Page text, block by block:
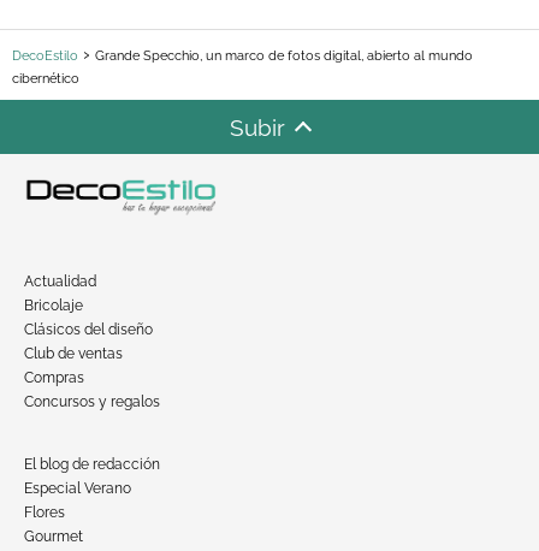
DecoEstilo
Grande Specchio, un marco de fotos digital, abierto al mundo
cibernético
Subir
Actualidad
Bricolaje
Clásicos del diseño
Club de ventas
Compras
Concursos y regalos
El blog de redacción
Especial Verano
Flores
Gourmet